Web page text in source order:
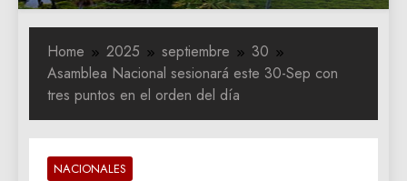
Home 2025 septiembre
30
Asamblea Nacional sesionará este 30-Sep con
tres puntos en el orden del día
NACIONALES